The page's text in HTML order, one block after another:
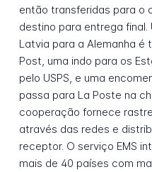
então transferidas para o
destino para entrega
Latvia para a Alemanha é
Post, uma indo para os
pelo USPS, e uma
passa para La Poste na
cooperação fornece
através das redes e
receptor. O serviço EMS
mais de 40 países com